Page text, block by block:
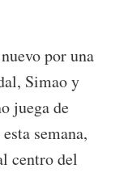
por una
Simao y
juega de
semana,
centro del